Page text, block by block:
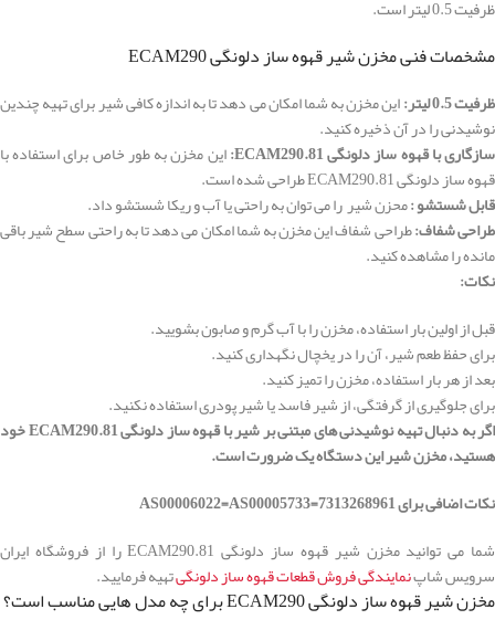
ظرفیت 0.5 لیتر است.
مشخصات فنی مخزن شیر قهوه ساز دلونگی ECAM290
ظرفیت 0.5 لیتر:
این مخزن به شما امکان می دهد تا به اندازه کافی شیر برای تهیه چندین
نوشیدنی را در آن ذخیره کنید.
سازگاری با قهوه ساز دلونگی ECAM290.81:
این مخزن به طور خاص برای استفاده با
قهوه ساز دلونگی ECAM290.81 طراحی شده است.
قابل شستشو :محزن شیر را می توان به راحتی یا آب و ریکا شستشو داد.
طراحی شفاف:طراحی شفاف این مخزن به شما امکان می دهد تا به راحتی سطح شیر باقی
مانده را مشاهده کنید.
نکات:
قبل از اولین بار استفاده، مخزن را با آب گرم و صابون بشویید.
برای حفظ طعم شیر، آن را در یخچال نگهداری کنید.
بعد از هر بار استفاده، مخزن را تمیز کنید.
برای جلوگیری از گرفتگی، از شیر فاسد یا شیر پودری استفاده نکنید.
اگر به دنبال تهیه نوشیدنی های مبتنی بر شیر با قهوه ساز دلونگی ECAM290.81 خود
هستید، مخزن شیر این دستگاه یک ضرورت است.
نکات اضافی برای AS00006022=AS00005733=7313268961
شما می توانید مخزن شیر قهوه ساز دلونگی ECAM290.81 را از فروشگاه ایران
سرویس شاپنمایندگی فروش قطعات قهوه ساز دلونگیتهیه فرمایید.
مخزن شیر قهوه ساز دلونگی ECAM290 برای چه مدل هایی مناسب است؟